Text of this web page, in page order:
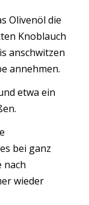
Olivenöl die
Knoblauch
anschwitzen
annehmen.
etwa ein
bei ganz
nach
wieder